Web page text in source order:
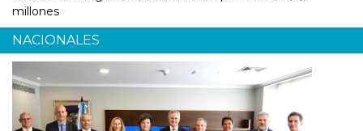
millones
NACIONALES